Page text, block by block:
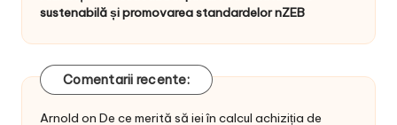
sustenabilă și promovarea standardelor nZEB
Comentarii recente:
Arnold on De ce merită să iei în calcul achiziția de